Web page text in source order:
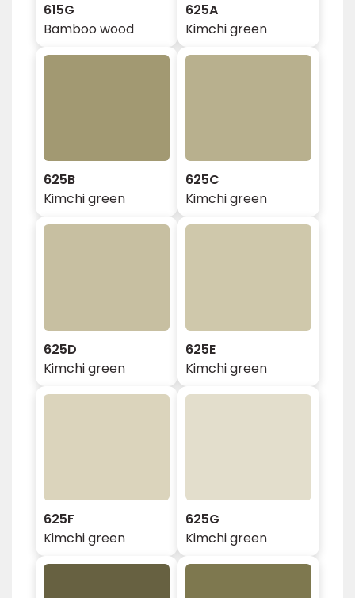
615G
Bamboo wood
625A
Kimchi green
625B
Kimchi green
625C
Kimchi green
625D
Kimchi green
625E
Kimchi green
625F
Kimchi green
625G
Kimchi green